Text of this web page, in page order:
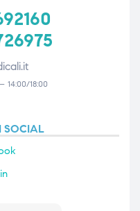
14:00/18:00
SOCIAL